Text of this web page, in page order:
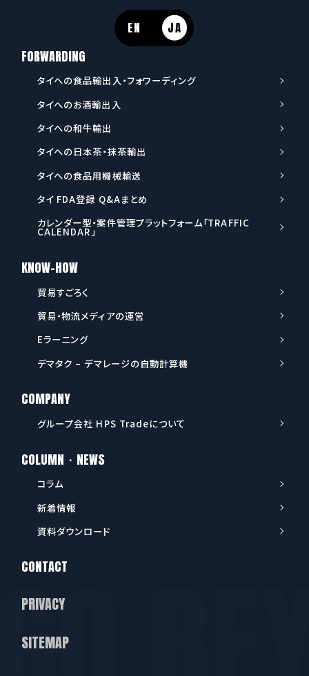
の3度にわたって主な見直しが行われてきました。 平成22年度に
おける見直しの検討の結果、同適用除外制度は維持し、平成27年
度に再検討をし、場合によっては運賃同盟に係る独占禁止法適用
除外制度を廃止の方向で見直しています。 今回FIATAが独禁法を
外の事業拡大を狙い、ロジスティクス全体を支配しようとしてい
るという動きが大きくなってきたためです。 そのため、ここでち
ったと思われます。 船会社の進出と中小フォワーダーの生き残り
国際物流とは歴史背景からみても、経済合理性の最たるものであ
船会社が物流で船以外の分野まで進出すると、フォワーダーの仕
事が失われていく恐れがあります。 個人的には、今後は8割のロ
うになると思います。中小は2割のニッチなところを攻めていく
るか、中小がどのように生き残っていくか。 何度もこのラジオで
トの流れを読んで、正しい戦略を考えるというのが大切になって
くると思います。
EN JA
FORWARDING
タイへの食品輸出入・フォワーディング
タイへのお酒輸出入
タイへの和牛輸出
タイへの日本茶・抹茶輸出
タイへの食品用機械輸送
タイ FDA登録 Q&Aまとめ
カレンダー型・案件管理プラットフォーム「TRAFFIC
CALENDAR」
KNOW-HOW
貿易すごろく
貿易・物流メディアの運営
Eラーニング
デマタク – デマレージの自動計算機
COMPANY
グループ会社 HPS Tradeについて
COLUMN・NEWS
コラム
新着情報
資料ダウンロード
CONTACT
PRIVACY
SITEMAP